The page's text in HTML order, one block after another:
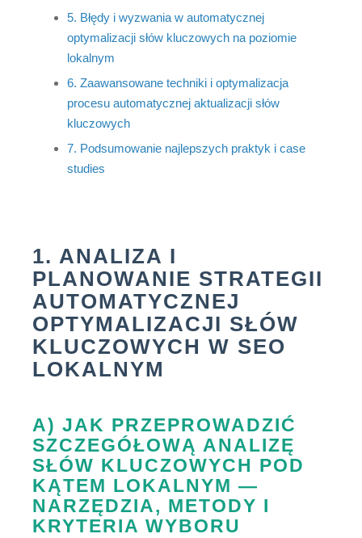
5. Błędy i wyzwania w automatycznej
optymalizacji słów kluczowych na poziomie
lokalnym
6. Zaawansowane techniki i optymalizacja
procesu automatycznej aktualizacji słów
kluczowych
7. Podsumowanie najlepszych praktyk i case
studies
1. ANALIZA I
PLANOWANIE STRATEGII
AUTOMATYCZNEJ
OPTYMALIZACJI SŁÓW
KLUCZOWYCH W SEO
LOKALNYM
A) JAK PRZEPROWADZIĆ
SZCZEGÓŁOWĄ ANALIZĘ
SŁÓW KLUCZOWYCH POD
KĄTEM LOKALNYM —
NARZĘDZIA, METODY I
KRYTERIA WYBORU